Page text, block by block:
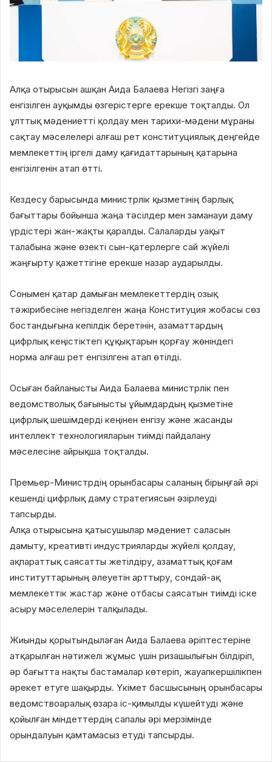
Алқа отырысын ашқан Аида Балаева Негізгі заңға
енгізілген ауқымды өзгерістерге ерекше тоқталды. Ол
ұлттық мәдениетті қолдау мен тарихи-мәдени мұраны
сақтау мәселелері алғаш рет конституциялық деңгейде
мемлекеттің іргелі даму қағидаттарының қатарына
енгізілгенін атап өтті.
Кездесу барысында министрлік қызметінің барлық
бағыттары бойынша жаңа тәсілдер мен заманауи даму
үрдістері жан-жақты қаралды. Салаларды уақыт
талабына және өзекті сын-қатерлерге сай жүйелі
жаңғырту қажеттігіне ерекше назар аударылды.
Сонымен қатар дамыған мемлекеттердің озық
тәжірибесіне негізделген жаңа Конституция жобасы сөз
бостандығына кепілдік беретінін, азаматтардың
цифрлық кеңістіктегі құқықтарын қорғау жөніндегі
норма алғаш рет енгізілгені атап өтілді.
Осыған байланысты Аида Балаева министрлік пен
ведомстволық бағынысты ұйымдардың қызметіне
цифрлық шешімдерді кеңінен енгізу және жасанды
интеллект технологияларын тиімді пайдалану
мәселесіне айрықша тоқталды.
Премьер-Министрдің орынбасары саланың бірыңғай әрі
кешенді цифрлық даму стратегиясын әзірлеуді
тапсырды.
Алқа отырысына қатысушылар мәдениет саласын
дамыту, креативті индустрияларды жүйелі қолдау,
ақпараттық саясатты жетілдіру, азаматтық қоғам
институттарының әлеуетін арттыру, сондай-ақ
мемлекеттік жастар және отбасы саясатын тиімді іске
асыру мәселелерін талқылады.
Жиынды қорытындылаған Аида Балаева әріптестеріне
атқарылған нәтижелі жұмыс үшін ризашылығын білдіріп,
әр бағытта нақты бастамалар көтеріп, жауапкершілікпен
әрекет етуге шақырды. Үкімет басшысының орынбасары
ведомствоаралық өзара іс-қимылды күшейтуді және
қойылған міндеттердің сапалы әрі мерзімінде
орындалуын қамтамасыз етуді тапсырды.